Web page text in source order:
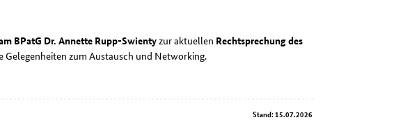
BPatG Dr. Annette Rupp-Swientyzur aktuellen Rechtsprechung des
Gelegenheiten zum Austausch und Networking.
Stand: 15.07.2026